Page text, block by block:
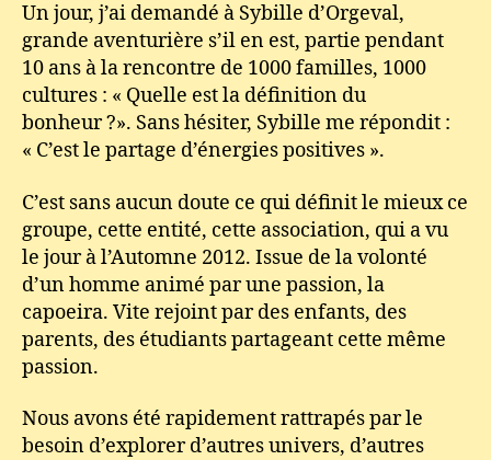
Un jour, j’ai demandé à Sybille d’Orgeval,
grande aventurière s’il en est, partie pendant
10 ans à la rencontre de 1000 familles, 1000
cultures : « Quelle est la définition du
bonheur ?». Sans hésiter, Sybille me répondit :
« C’est le partage d’énergies positives ».
C’est sans aucun doute ce qui définit le mieux ce
groupe, cette entité, cette association, qui a vu
le jour à l’Automne 2012. Issue de la volonté
d’un homme animé par une passion, la
capoeira. Vite rejoint par des enfants, des
parents, des étudiants partageant cette même
passion.
Nous avons été rapidement rattrapés par le
besoin d’explorer d’autres univers, d’autres